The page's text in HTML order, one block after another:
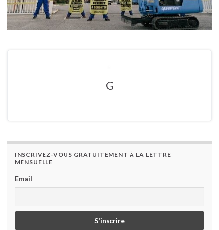
G
INSCRIVEZ-VOUS GRATUITEMENT À LA LETTRE
MENSUELLE
Email